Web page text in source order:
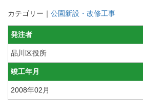
カテゴリー｜ 公園新設・改修工事
発注者
品川区役所
竣工年月
2008年02月